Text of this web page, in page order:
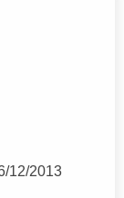
12/2013